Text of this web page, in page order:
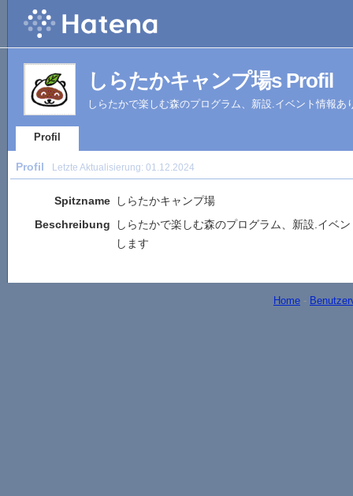
しらたかキャンプ場s Profil
しらたかで楽しむ森のプログラム、新設.イベント情報あ
Profil
Profil Letzte Aktualisierung: 01.12.2024
Spitzname
しらたかキャンプ場
Beschreibung
しらたかで楽しむ森のプログラム、新設.イベ
します
Home -